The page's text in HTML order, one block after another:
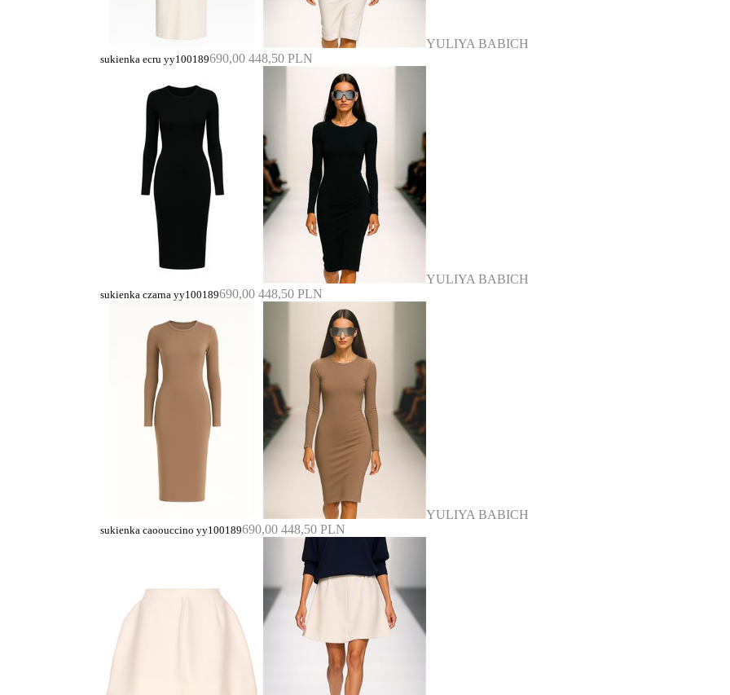
YULIYA BABICH
sukienka ecru yy100189690,00 448,50 PLN
YULIYA BABICH
sukienka czarna yy100189690,00 448,50 PLN
YULIYA BABICH
sukienka caoouccino yy100189690,00 448,50 PLN